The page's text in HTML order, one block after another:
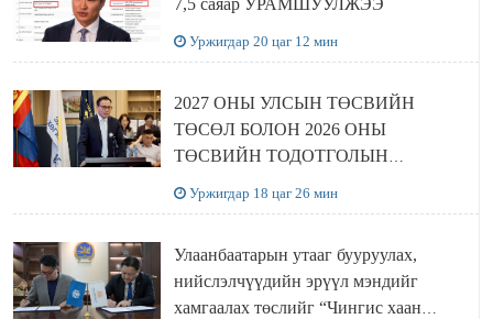
7,5 саяар УРАМШУУЛЖЭЭ
Уржигдар 20 цаг 12 мин
2027 ОНЫ УЛСЫН ТӨСВИЙН
ТӨСӨЛ БОЛОН 2026 ОНЫ
ТӨСВИЙН ТОДОТГОЛЫН
Уржигдар 18 цаг 26 мин
Улаанбаатарын утааг бууруулах,
нийслэлчүүдийн эрүүл мэндийг
хамгаалах төслийг “Чингис хаан